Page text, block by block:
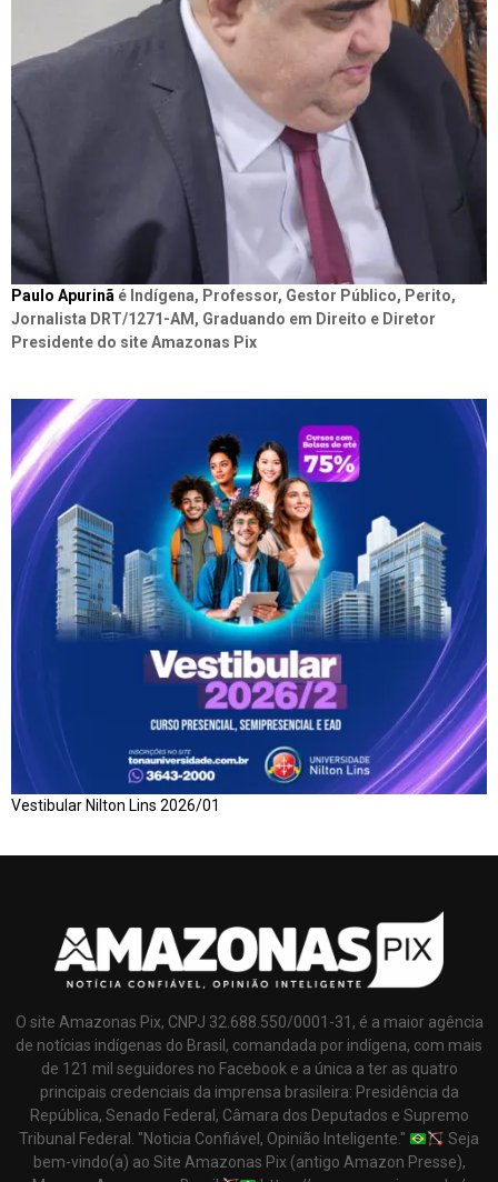
Paulo Apurinã é Indígena, Professor, Gestor Público, Perito,
Jornalista DRT/1271-AM, Graduando em Direito e Diretor
Presidente do site Amazonas Pix
Vestibular Nilton Lins 2026/01
O site Amazonas Pix, CNPJ 32.688.550/0001-31, é a maior agência
de notícias indígenas do Brasil, comandada por indígena, com mais
de 121 mil seguidores no Facebook e a única a ter as quatro
principais credenciais da imprensa brasileira: Presidência da
República, Senado Federal, Câmara dos Deputados e Supremo
Tribunal Federal. "Noticia Confiável, Opinião Inteligente."
Seja
bem-vindo(a) ao Site Amazonas Pix (antigo Amazon Presse),